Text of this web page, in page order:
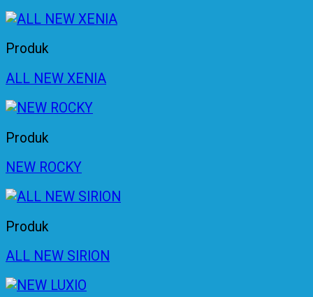
Produk
ALL NEW XENIA
Produk
NEW ROCKY
Produk
ALL NEW SIRION